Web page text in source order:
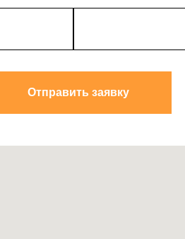
Отправить заявку